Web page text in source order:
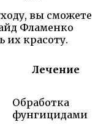
вы сможете
Фламенко
их красоту.
Лечение
Обработка
фунгицидами